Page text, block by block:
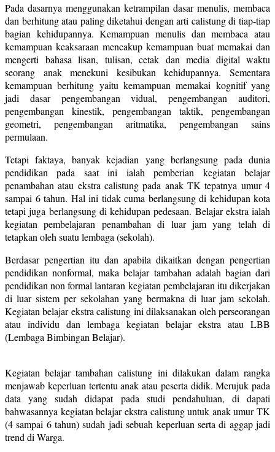
Pada dasarnya menggunakan ketrampilan dasar menulis, membaca
dan berhitung atau paling diketahui dengan arti calistung di tiap-tiap
bagian kehidupannya. Kemampuan menulis dan membaca atau
kemampuan keaksaraan mencakup kemampuan buat memakai dan
mengerti bahasa lisan, tulisan, cetak dan media digital waktu
seorang anak menekuni kesibukan kehidupannya. Sementara
kemampuan berhitung yaitu kemampuan memakai kognitif yang
jadi dasar pengembangan vidual, pengembangan auditori,
pengembangan kinestik, pengembangan taktik, pengembangan
geometri, pengembangan aritmatika, pengembangan sains
permulaan.
Tetapi faktaya, banyak kejadian yang berlangsung pada dunia
pendidikan pada saat ini ialah pemberian kegiatan belajar
penambahan atau ekstra calistung pada anak TK tepatnya umur 4
sampai 6 tahun. Hal ini tidak cuma berlangsung di kehidupan kota
tetapi juga berlangsung di kehidupan pedesaan. Belajar ekstra ialah
kegiatan pembelajaran penambahan di luar jam yang telah di
tetapkan oleh suatu lembaga (sekolah).
Berdasar pengertian itu dan apabila dikaitkan dengan pengertian
pendidikan nonformal, maka belajar tambahan adalah bagian dari
pendidikan non formal lantaran kegiatan pembelajaran itu dikerjakan
di luar sistem per sekolahan yang bermakna di luar jam sekolah.
Kegiatan belajar ekstra calistung ini dilaksanakan oleh perseorangan
atau individu dan lembaga kegiatan belajar ekstra atau LBB
(Lembaga Bimbingan Belajar).
Kegiatan belajar tambahan calistung ini dilakukan dalam rangka
menjawab keperluan tertentu anak atau peserta didik. Merujuk pada
data yang sudah didapat pada studi pendahuluan, di dapati
bahwasannya kegiatan belajar ekstra calistung untuk anak umur TK
(4 sampai 6 tahun) sudah jadi sebuah keperluan serta di aggap jadi
trend di Warga.